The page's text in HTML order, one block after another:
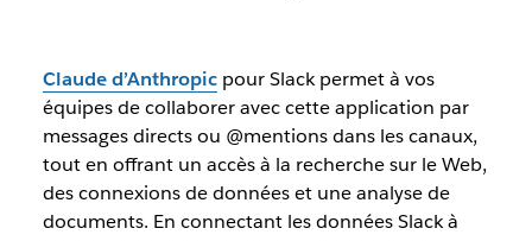
Claude d’Anthropicpour Slack permet à vos
équipes de collaborer avec cette application par
messages directs ou @mentions dans les canaux,
tout en offrant un accès à la recherche sur le Web,
des connexions de données et une analyse de
documents. En connectant les données Slack à